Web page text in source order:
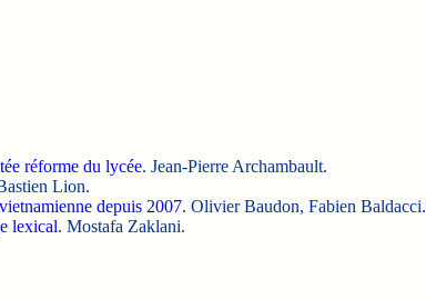
réforme du lycée. Jean-Pierre Archambault.
Lion.
depuis 2007. Olivier Baudon, Fabien Baldacci.
lexical. Mostafa Zaklani.